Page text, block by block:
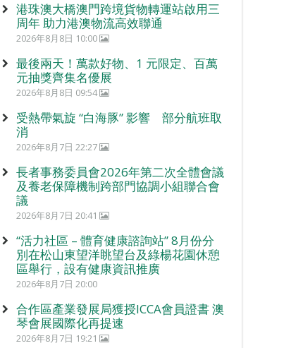
港珠澳大橋澳門跨境貨物轉運站啟用三
周年 助力港澳物流高效聯通
2026年8月8日 10:00
最後兩天！萬款好物、1 元限定、百萬
元抽獎齊集名優展
2026年8月8日 09:54
受熱帶氣旋 “白海豚” 影響 部分航班取
消
2026年8月7日 22:27
長者事務委員會2026年第二次全體會議
及養老保障機制跨部門協調小組聯合會
議
2026年8月7日 20:41
“活力社區 – 體育健康諮詢站” 8月份分
別在松山東望洋眺望台及綠楊花園休憩
區舉行，設有健康資訊推廣
2026年8月7日 20:00
合作區產業發展局獲授ICCA會員證書 澳
琴會展國際化再提速
2026年8月7日 19:21